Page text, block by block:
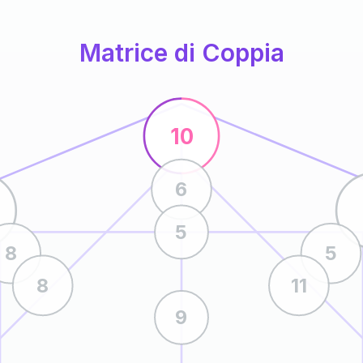
Matrice di Coppia
10
6
5
9
8
8
5
11